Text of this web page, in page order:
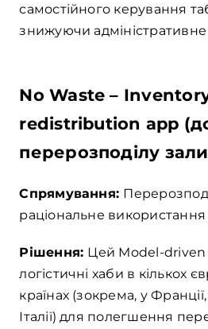
самостійного керування
знижуючи
No Waste –
redistribution app
перерозподілу
Спрямування:
раціональне використання
Рішення: Цей Model-driven
логістичні хаби в кількох
країнах (зокрема, у
Італії) для полегшення